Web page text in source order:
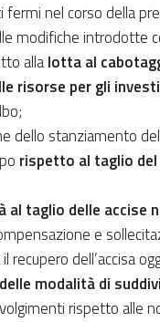
fermi nel corso della
modifiche introdotte
allalotta al
risorse per gli
dello stanziamento
rispetto al taglio
al taglio delle accise
e
recupero dell’accisa
modalità di
rispetto alle